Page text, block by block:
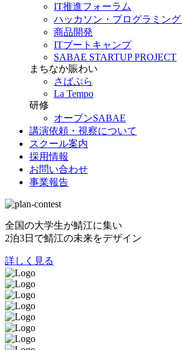
IT推進フォーラム
ハッカソン・プログラミング
商品開発
ITブートキャンプ
SABAE STARTUP PROJECT
まちなか賑わい
さばぷら
La Tempo
研修
オープンSABAE
講演依頼・視察について
スクール案内
採用情報
お問い合わせ
事業報告
全国の大学生が鯖江に集い
2泊3日で鯖江の未来をデザイン
詳しく見る